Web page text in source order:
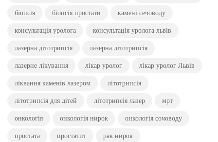
біопсія біопсія простати камені сечоводу
консультація уролога консультація уролога львів
лазерна дітотрипсія лазерна літотрипсія
лазерне лікування лікар уролог лікар уролог Львів
ліквання каменів лазером літотрипсія
літотрипсія для дітей літотрипсія лазер мрт
онкологія онкологія нирок онкологія сочоводу
простата простатит рак нирок